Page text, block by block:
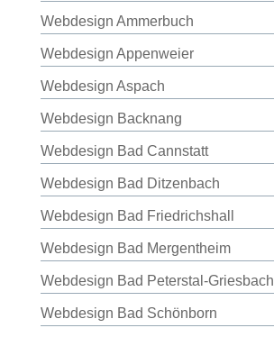
Webdesign Ammerbuch
Webdesign Appenweier
Webdesign Aspach
Webdesign Backnang
Webdesign Bad Cannstatt
Webdesign Bad Ditzenbach
Webdesign Bad Friedrichshall
Webdesign Bad Mergentheim
Webdesign Bad Peterstal-Griesbach
Webdesign Bad Schönborn